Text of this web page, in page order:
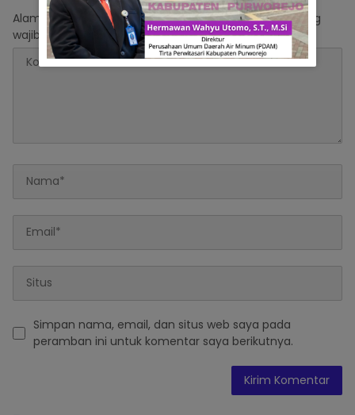
Alamat email Anda tidak akan dipublikasikan. Ruas yang
wajib ditandai
Simpan nama, email, dan situs web saya pada
peramban ini untuk komentar saya berikutnya.